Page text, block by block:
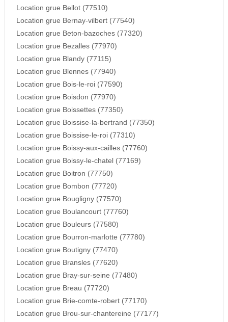
Location grue Bellot (77510)
Location grue Bernay-vilbert (77540)
Location grue Beton-bazoches (77320)
Location grue Bezalles (77970)
Location grue Blandy (77115)
Location grue Blennes (77940)
Location grue Bois-le-roi (77590)
Location grue Boisdon (77970)
Location grue Boissettes (77350)
Location grue Boissise-la-bertrand (77350)
Location grue Boissise-le-roi (77310)
Location grue Boissy-aux-cailles (77760)
Location grue Boissy-le-chatel (77169)
Location grue Boitron (77750)
Location grue Bombon (77720)
Location grue Bougligny (77570)
Location grue Boulancourt (77760)
Location grue Bouleurs (77580)
Location grue Bourron-marlotte (77780)
Location grue Boutigny (77470)
Location grue Bransles (77620)
Location grue Bray-sur-seine (77480)
Location grue Breau (77720)
Location grue Brie-comte-robert (77170)
Location grue Brou-sur-chantereine (77177)